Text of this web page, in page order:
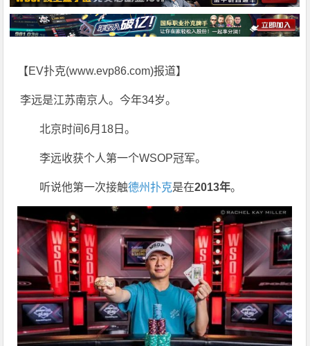
【EV扑克(www.evp86.com)报道】
李远是江苏南京人。今年34岁。
北京时间6月18日。
李远收获个人第一个WSOP冠军。
听说他第一次接触德州扑克是在2013年。